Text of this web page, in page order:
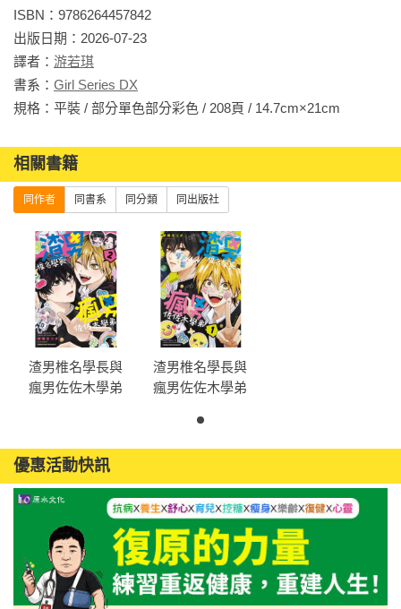
ISBN：9786264457842
出版日期：2026-07-23
譯者： 游若琪
書系： Girl Series DX
相關書籍
同作者 同書系 同分類 同出版社
渣男椎名學長與
瘋男佐佐木學弟
渣男椎名學長與
瘋男佐佐木學弟
優惠活動快訊